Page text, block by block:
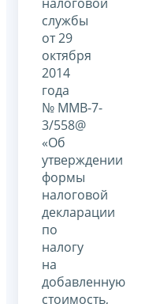
службы
от 29
октября
2014
года
№ ММВ-7-
3/558@
«Об
утверждении
формы
налоговой
декларации
по
налогу
на
добавленную
стоимость,